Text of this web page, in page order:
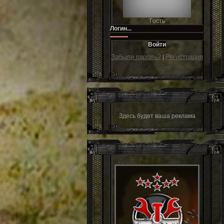
Гость
Забыли пароль?| Регистрация
Здесь будет ваша реклама